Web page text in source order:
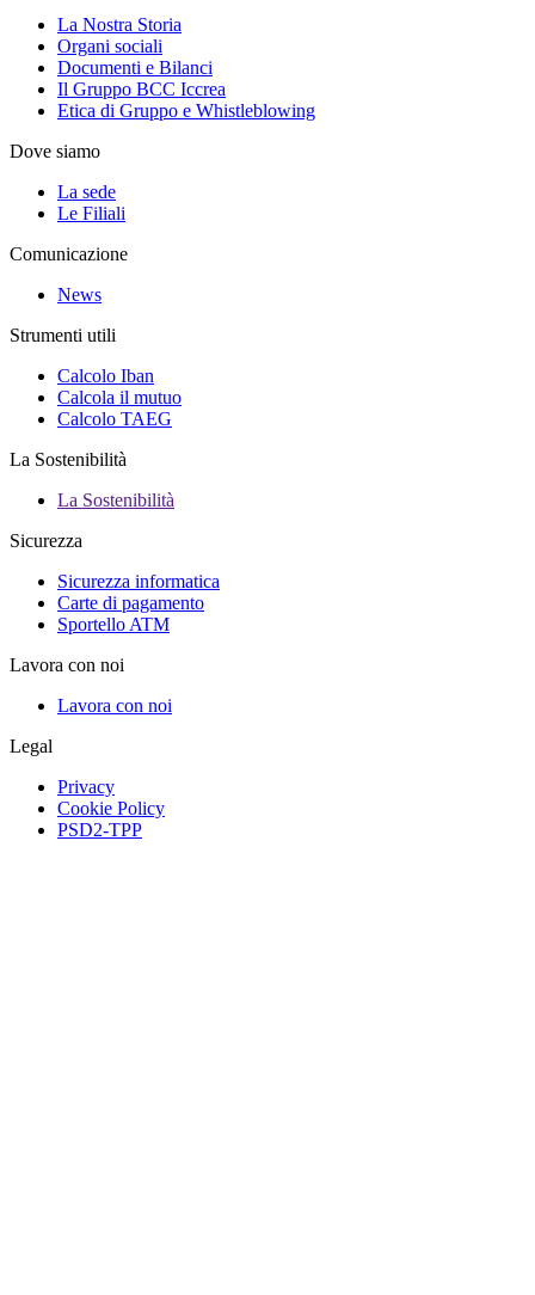
La Nostra Storia
Organi sociali
Documenti e Bilanci
Il Gruppo BCC Iccrea
Etica di Gruppo e Whistleblowing
Dove siamo
La sede
Le Filiali
Comunicazione
News
Strumenti utili
Calcolo Iban
Calcola il mutuo
Calcolo TAEG
La Sostenibilità
La Sostenibilità
Sicurezza
Sicurezza informatica
Carte di pagamento
Sportello ATM
Lavora con noi
Lavora con noi
Legal
Privacy
Cookie Policy
PSD2-TPP